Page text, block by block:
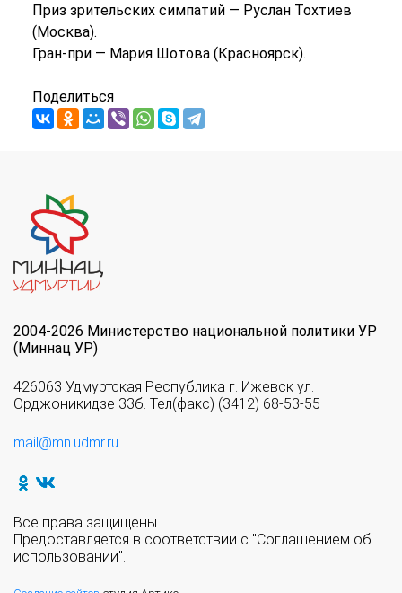
Приз зрительских симпатий — Руслан Тохтиев
(Москва).
Гран-при — Мария Шотова (Красноярск).
Поделиться
2004-2026 Министерство национальной политики УР
(Миннац УР)
426063 Удмуртская Республика г. Ижевск ул.
Орджоникидзе 33б. Тел(факс) (3412) 68-53-55
mail@mn.udmr.ru
Все права защищены.
Предоставляется в соответствии с "Соглашением об
использовании".